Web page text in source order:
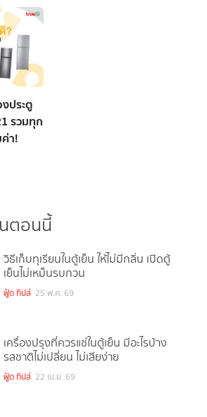
ประตู
รวมทุก
า!
ตอนนี้
วิธีเก็บทุเรียนในตู้เย็น ให้ไม่มีกลิ่น เปิดตู้
เย็นไม่เหม็นรบกวน
ฟู้ด ทิปส์ 25 พ.ค. 69
เครื่องปรุงที่ควรแช่ในตู้เย็น มีอะไรบ้าง
รสชาติไม่เปลี่ยน ไม่เสียง่าย
ฟู้ด ทิปส์ 22 เม.ย. 69